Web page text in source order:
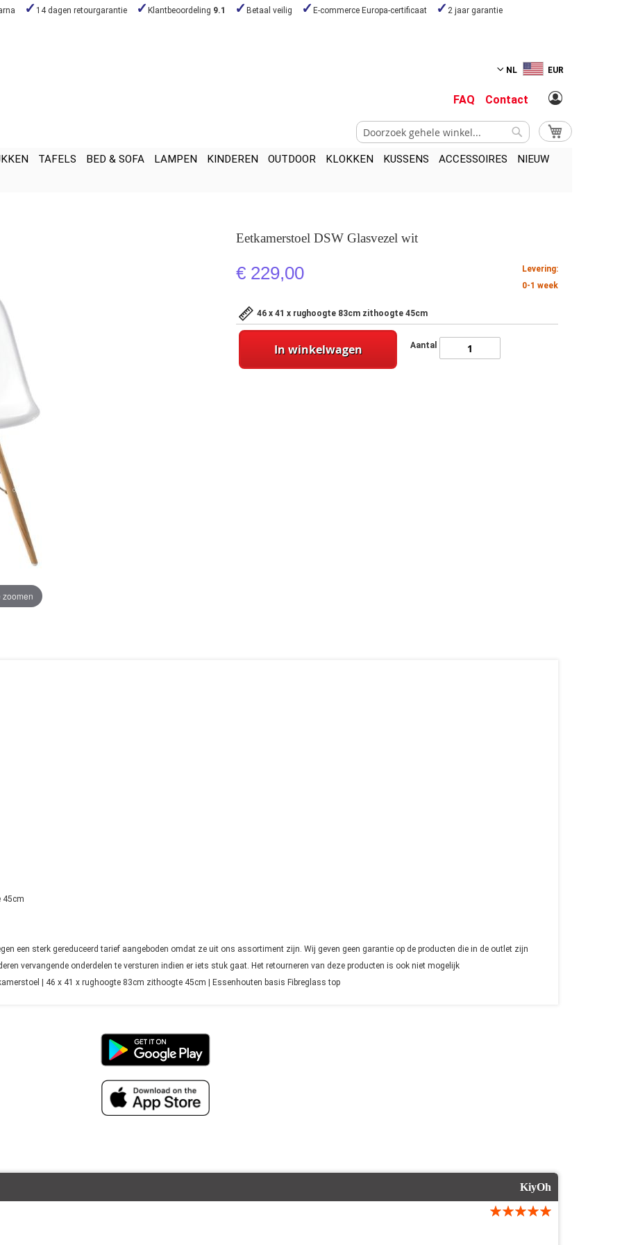
14 dagen retourgarantie Klantbeoordeling 9.1 Betaal veilig E-commerce Europa-certificaat 2 jaar garantie
NL EUR
FAQ Contact
My Cart
Zoek
TAFELS BED & SOFA LAMPEN KINDEREN OUTDOOR KLOKKEN KUSSENS ACCESSOIRES
NIEUW
Eetkamerstoel DSW Glasvezel wit
€ 229,00
Levering:
0-1 week
46 x 41 x rughoogte 83cm zithoogte 45cm
Aantal
In winkelwagen
zoomen
45cm
een sterk gereduceerd tarief aangeboden omdat ze uit ons assortiment zijn. Wij geven geen garantie op de producten die in de outlet zijn
vervangende onderdelen te versturen indien er iets stuk gaat. Het retourneren van deze producten is ook niet mogelijk
| 46 x 41 x rughoogte 83cm zithoogte 45cm | Essenhouten basis Fibreglass top
KiyOh